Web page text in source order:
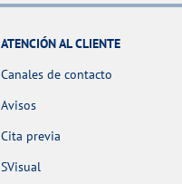
ATENCIÓN AL CLIENTE
Canales de contacto
Avisos
Cita previa
SVisual